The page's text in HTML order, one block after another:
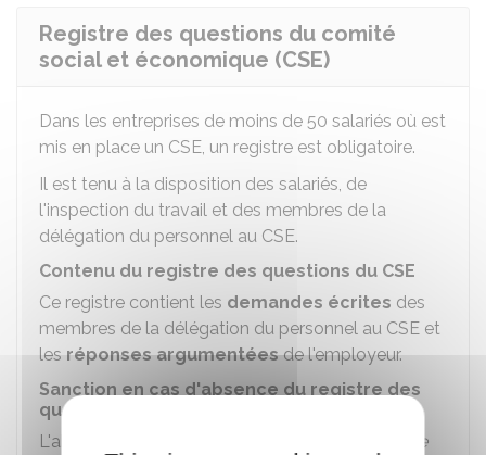
Registre des questions du comité
social et économique (CSE)
Dans les entreprises de moins de 50 salariés où est
mis en place un CSE, un registre est obligatoire.
Il est tenu à la disposition des salariés, de
l'inspection du travail et des membres de la
délégation du personnel au CSE.
Contenu du registre des questions du CSE
Ce registre contient les demandes écrites des
membres de la délégation du personnel au CSE et
les réponses argumentéesde l'employeur.
Sanction en cas d'absence du registre des
questions du CSE
L'absence de registre constitue un
délit d'entrave